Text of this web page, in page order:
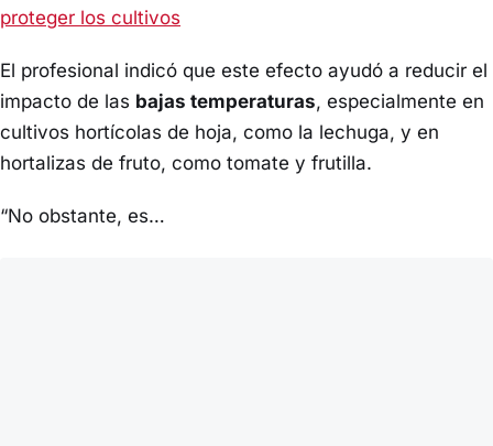
proteger los cultivos
El profesional indicó que este efecto ayudó a reducir el
impacto de las bajas temperaturas, especialmente en
cultivos hortícolas de hoja, como la lechuga, y en
hortalizas de fruto, como tomate y frutilla.
“No obstante, es…